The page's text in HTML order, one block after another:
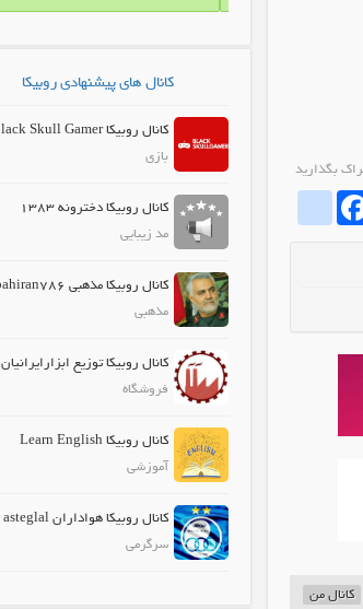
بگذارید
whatrubika
کانال من
کانال های پیشنهادی روبیکا
کانال روبیکا Black Skull Gamer
بازی
کانال روبیکا دخترونه 1383
مد زیبایی
کانال روبیکا مذهبی sepahiran786
مذهبی
کانال روبیکا توزیع ابزارایرانیان
فروشگاه
کانال روبیکا Learn English
آموزشی
کانال روبیکا هواداران Fc asteglal
سرگرمی